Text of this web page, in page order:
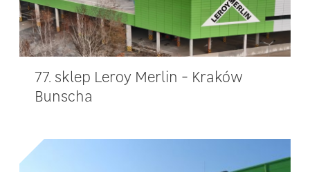
77. sklep Leroy Merlin - Kraków
Bunscha